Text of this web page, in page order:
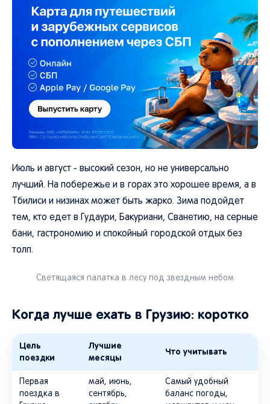
Июль и август - высокий сезон, но не универсально
лучший. На побережье и в горах это хорошее время, а в
Тбилиси и низинах может быть жарко. Зима подойдет
тем, кто едет в Гудаури, Бакуриани, Сванетию, на серные
бани, гастрономию и спокойный городской отдых без
толп.
Светящаяся палатка в лесу под звездным небом
Когда лучше ехать в Грузию: коротко
Цель
поездки
Лучшие
месяцы
Что учитывать
Первая
поездка в
май, июнь,
сентябрь,
Самый удобный
баланс погоды,